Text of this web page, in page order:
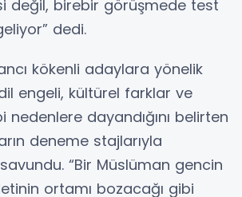
değil, birebir görüşmede test
dedi.
kökenli adaylara yönelik
dil engeli, kültürel farklar ve
dayandığını belirten
deneme stajlarıyla
“Bir Müslüman gencin
ortamı bozacağı gibi